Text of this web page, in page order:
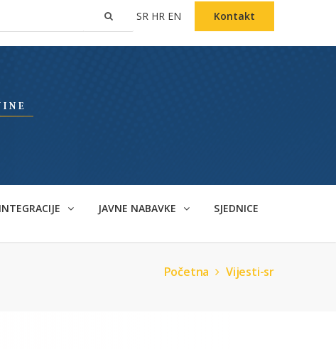
SR HR EN Kontakt
JAVNE NABAVKE SJEDNICE
Početna Vijesti-sr